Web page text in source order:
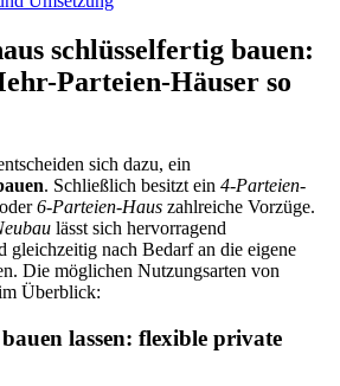
schlüsselfertig bauen:
Parteien-Häuser so
sich dazu, ein
. Schließlich besitzt ein 4-Parteien-
oder6-Parteien-Haus zahlreiche Vorzüge.
lässt sich hervorragend
gleichzeitig nach Bedarf an die eigene
Die möglichen Nutzungsarten von
Überblick:
lassen: flexible private